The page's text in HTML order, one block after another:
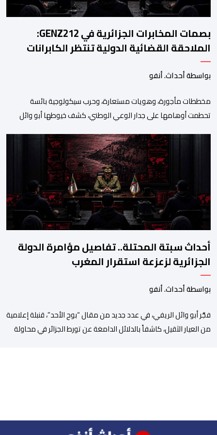
بصمات المخابرات الجزائرية في GENZ212:
الملاحقة القضائية الدولية تنتظر الكابرانات
بواسطة أحداث. أنفو
مخططات مأجورة، وهويات مستعارة، وحرب سيكولوجية بائسة
تحطمت أوهامها على جدار الوعي الوطني، كشف خيوطها أبو وائل
الأجهزة الأمنية المغربية لأحدث محاولات المخابرات العسكرية الجزائرية
استهداف امن المملكة واستقرارها. أكد أبو وائل الريفي أنه: “بعد
إجهاض مخططات الجارة التي تحركت سريعا عبر عملائها […]
أحداث سبتة المحتلة.. تفاصيل مؤامرة الدولة
الجزائرية لزعزعة استقرار المغرب
بواسطة أحداث. أنفو
فجَّر أبو وائل الريفي، في عدد جديد من مقال “بوح الأحد”، قنبلة إعلامية
من العيار الثقيل، كاشفاً بالدلائل الدامغة عن تورط الجزائر في محاولة